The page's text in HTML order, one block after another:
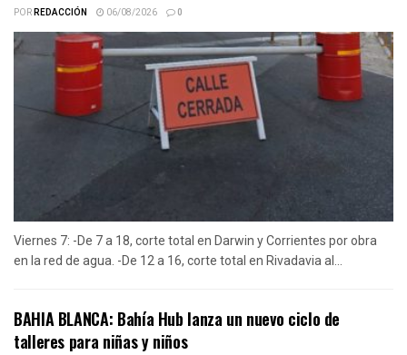
PORREDACCIÓN 06/08/2026 0
Viernes 7: -De 7 a 18, corte total en Darwin y Corrientes por obra
en la red de agua. -De 12 a 16, corte total en Rivadavia al...
BAHIA BLANCA: Bahía Hub lanza un nuevo ciclo de
talleres para niñas y niños